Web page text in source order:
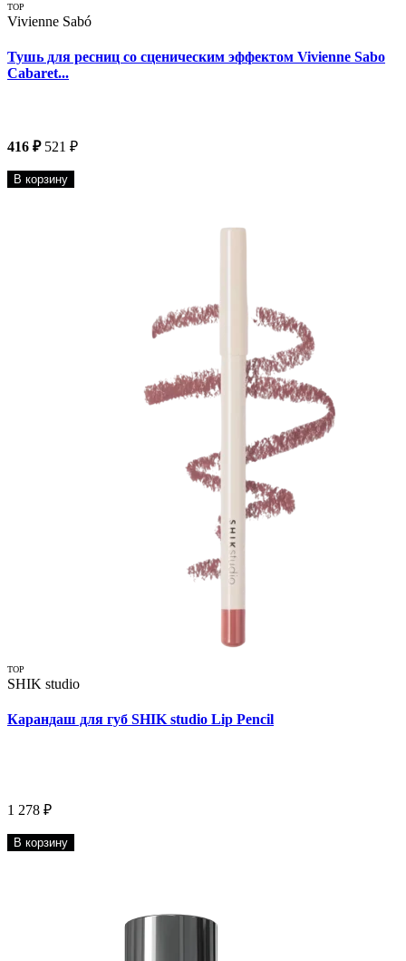
TOP
Vivienne Sabó
Тушь для ресниц со сценическим эффектом Vivienne Sabo
Cabaret...
416 ₽ 521 ₽
В корзину
TOP
SHIK studio
Карандаш для губ SHIK studio Lip Pencil
1 278 ₽
В корзину